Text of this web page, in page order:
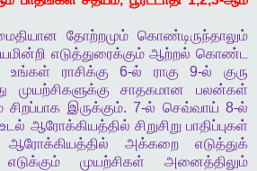
தோற்றமும் கொண்டிருந்தாலும்
எடுத்துரைக்கும் ஆற்றல் கொண்ட
உங்கள் ராசிக்கு 6-ல் ராகு 9-ல்
குரு
முயற்சிகளுக்கு சாதகமான
பலன்கள்
சிறப்பாக இருக்கும். 7-ல் செவ்வாய் 8-ல்
உடல் ஆரோக்கியத்தில் சிறுசிறு பாதிப்புகள்
ஆரோக்கியத்தில் அக்கறை
எடுத்துக்
எடுக்கும் முயற்சிகள்
அனைத்திலும்